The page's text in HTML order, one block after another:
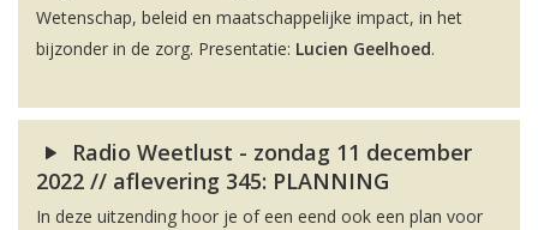
Wetenschap, beleid en maatschappelijke impact, in het
bijzonder in de zorg. Presentatie: Lucien Geelhoed.
Radio Weetlust - zondag 11 december
2022 // aflevering 345: PLANNING
In deze uitzending hoor je of een eend ook een plan voor